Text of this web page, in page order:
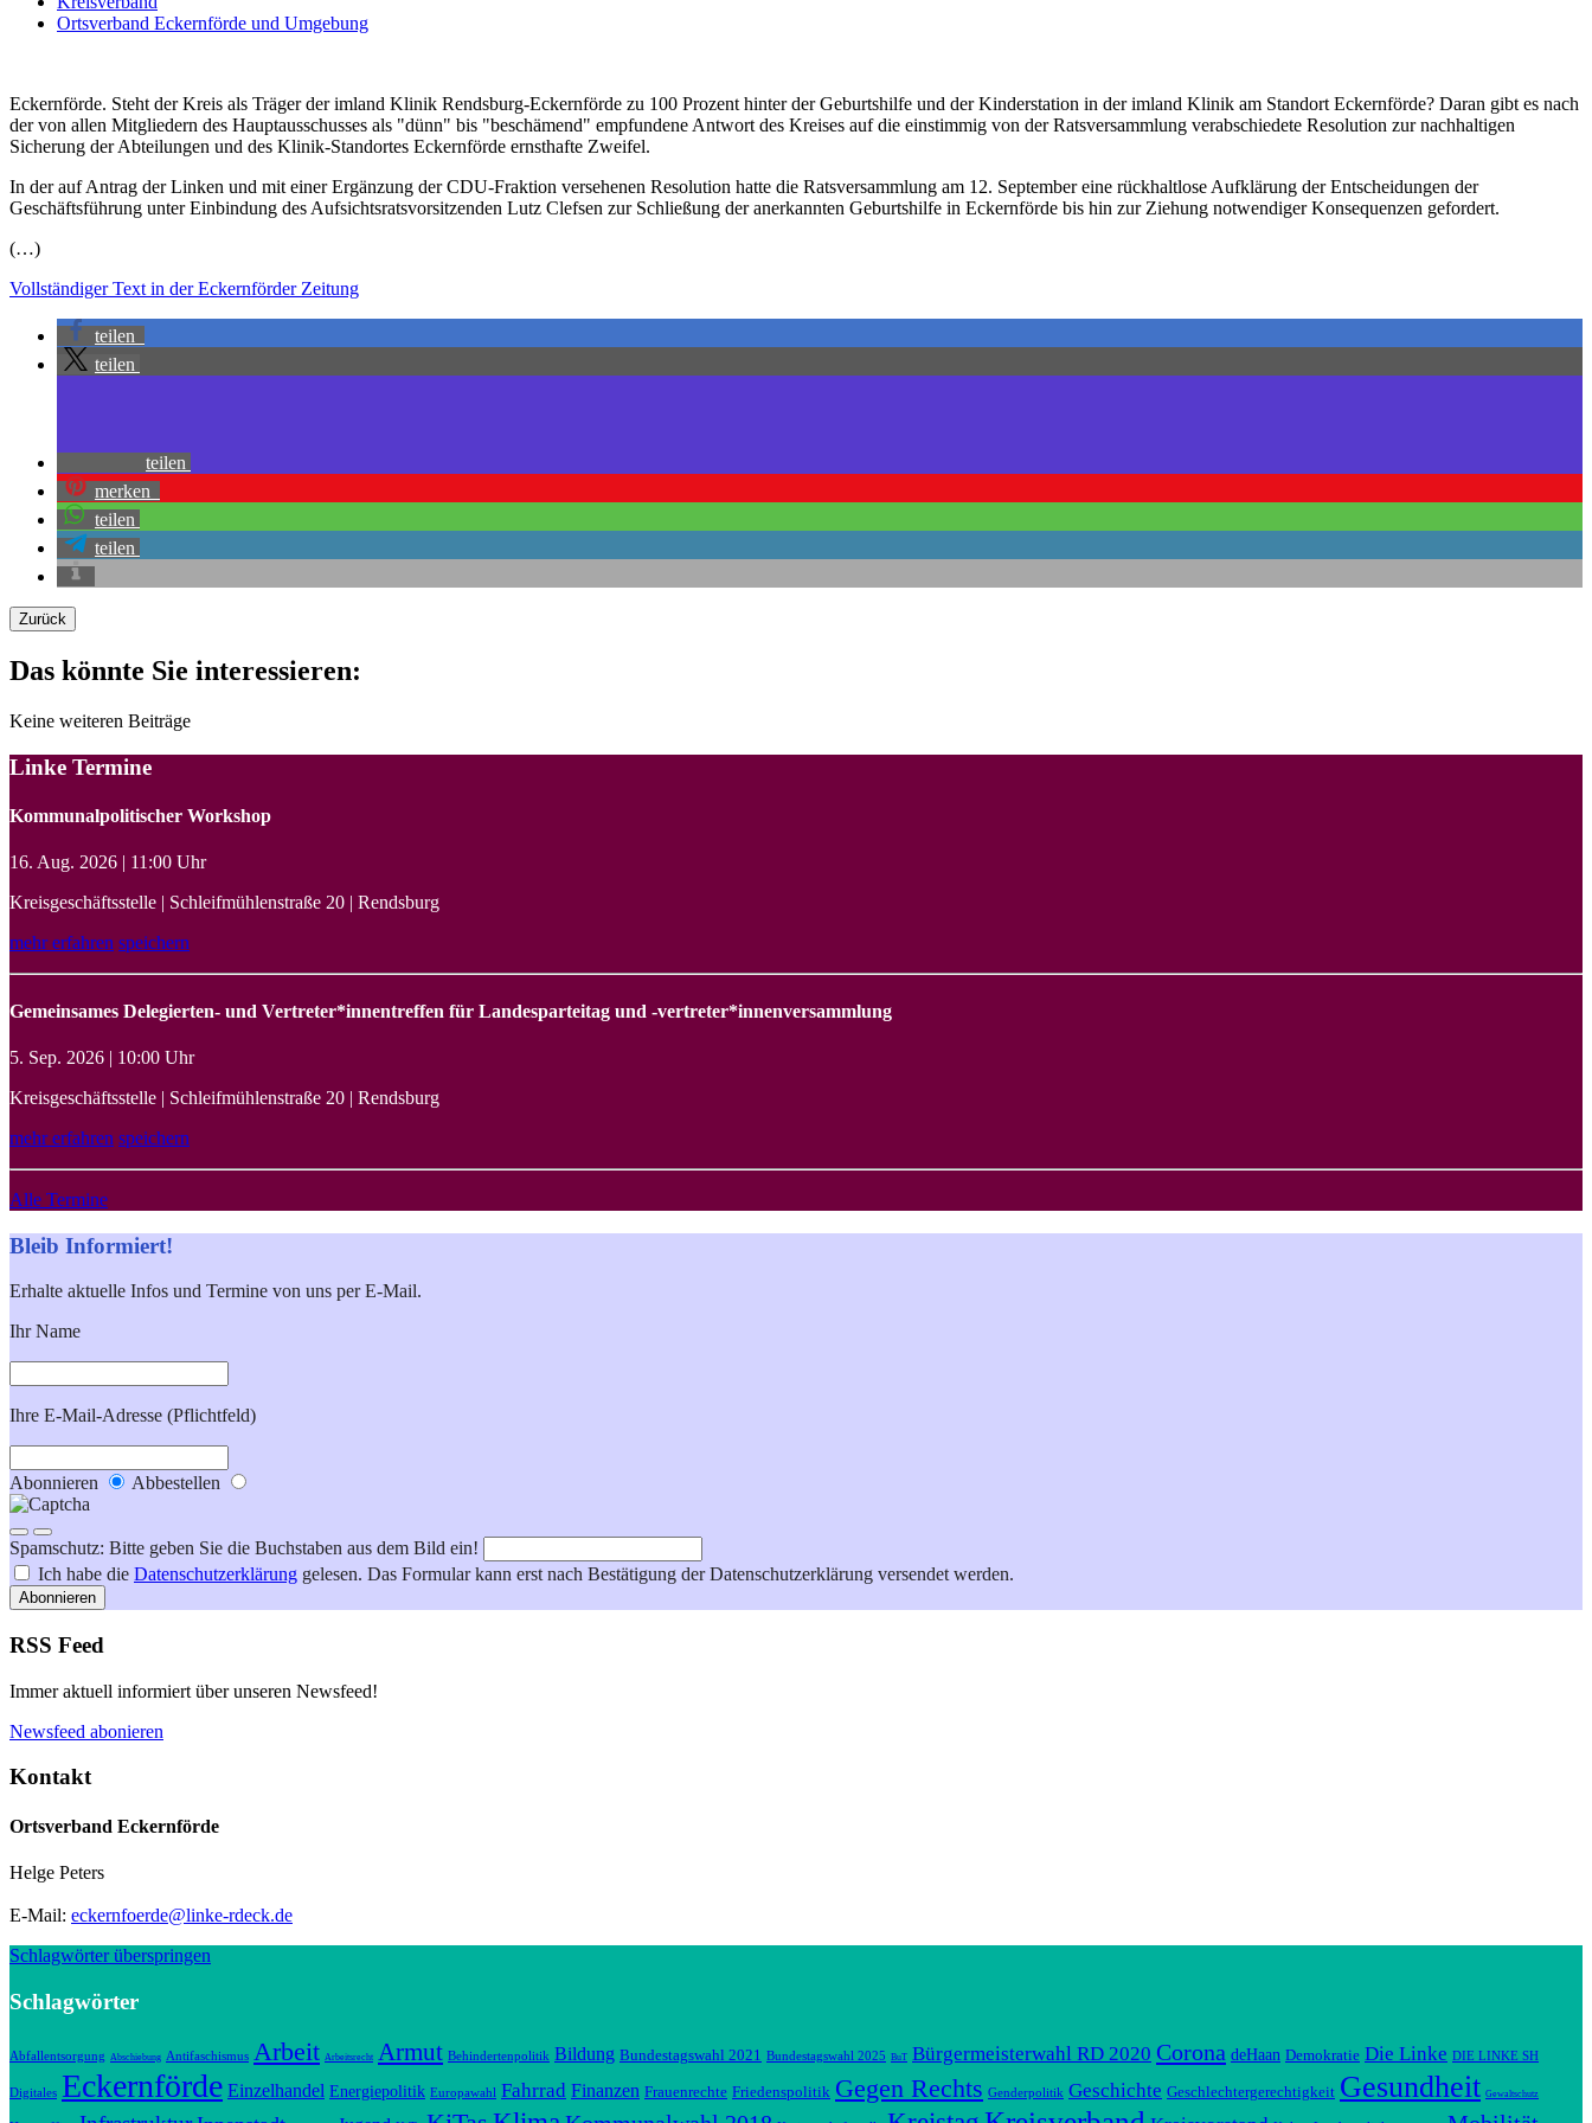
Ortsverband Eckernförde und Umgebung
Eckernförde. Steht der Kreis als Träger der imland Klinik Rendsburg-Eckernförde zu 100 Prozent hinter der Geburtshilfe und der Kinderstation in der imland Klinik am Standort Eckernförde? Daran gibt es nach
der von allen Mitgliedern des Hauptausschusses als "dünn" bis "beschämend" empfundene Antwort des Kreises auf die einstimmig von der Ratsversammlung verabschiedete Resolution zur nachhaltigen
Sicherung der Abteilungen und des Klinik-Standortes Eckernförde ernsthafte Zweifel.
In der auf Antrag der Linken und mit einer Ergänzung der CDU-Fraktion versehenen Resolution hatte die Ratsversammlung am 12. September eine rückhaltlose Aufklärung der Entscheidungen der
Geschäftsführung unter Einbindung des Aufsichtsratsvorsitzenden Lutz Clefsen zur Schließung der anerkannten Geburtshilfe in Eckernförde bis hin zur Ziehung notwendiger Konsequenzen gefordert.
(…)
Vollständiger Text in der Eckernförder Zeitung
teilen
teilen
teilen
merken
teilen
teilen
Zurück
Das könnte Sie interessieren:
Keine weiteren Beiträge
Linke Termine
Kommunalpolitischer Workshop
16. Aug. 2026 | 11:00 Uhr
Kreisgeschäftsstelle | Schleifmühlenstraße 20 | Rendsburg
mehr erfahren speichern
Gemeinsames Delegierten- und Vertreter*innentreffen für Landesparteitag und -vertreter*innenversammlung
5. Sep. 2026 | 10:00 Uhr
Kreisgeschäftsstelle | Schleifmühlenstraße 20 | Rendsburg
mehr erfahren speichern
Alle Termine
Bleib Informiert!
Erhalte aktuelle Infos und Termine von uns per E-Mail.
Ihr Name
Ihre E-Mail-Adresse (Pflichtfeld)
Abonnieren Abbestellen
Spamschutz: Bitte geben Sie die Buchstaben aus dem Bild ein!
Ich habe die Datenschutzerklärung gelesen. Das Formular kann erst nach Bestätigung der Datenschutzerklärung versendet werden.
Abonnieren
RSS Feed
Immer aktuell informiert über unseren Newsfeed!
Newsfeed abonieren
Kontakt
Ortsverband Eckernförde
Helge Peters
E-Mail: eckernfoerde@linke-rdeck.de
Schlagwörter überspringen
Schlagwörter
Abfallentsorgung Abschiebung Antifaschismus Arbeit Arbeitsrecht Armut Behindertenpolitik Bildung Bundestagswahl 2021 Bundestagswahl 2025 BuT Bürgermeisterwahl RD 2020 Corona deHaan Demokratie Die Linke DIE LINKE SH
Digitales Eckernförde Einzelhandel Energiepolitik Europawahl Fahrrad Finanzen Frauenrechte Friedenspolitik Gegen Rechts Genderpolitik Geschichte Geschlechtergerechtigkeit Gesundheit Gewaltschutz